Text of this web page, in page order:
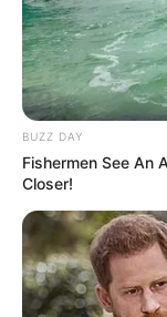
BUZZ DAY
Fishermen See An
Closer!